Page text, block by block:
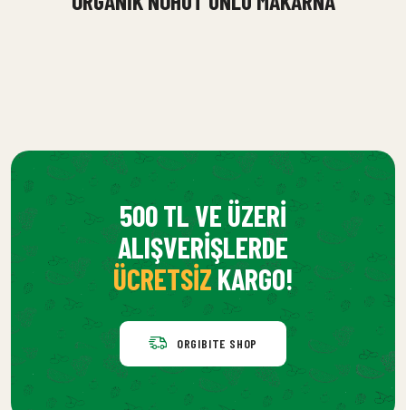
500 TL VE ÜZERI
ALIŞVERIŞLERDE
ÜCRETSIZKARGO!
ORGIBITE SHOP